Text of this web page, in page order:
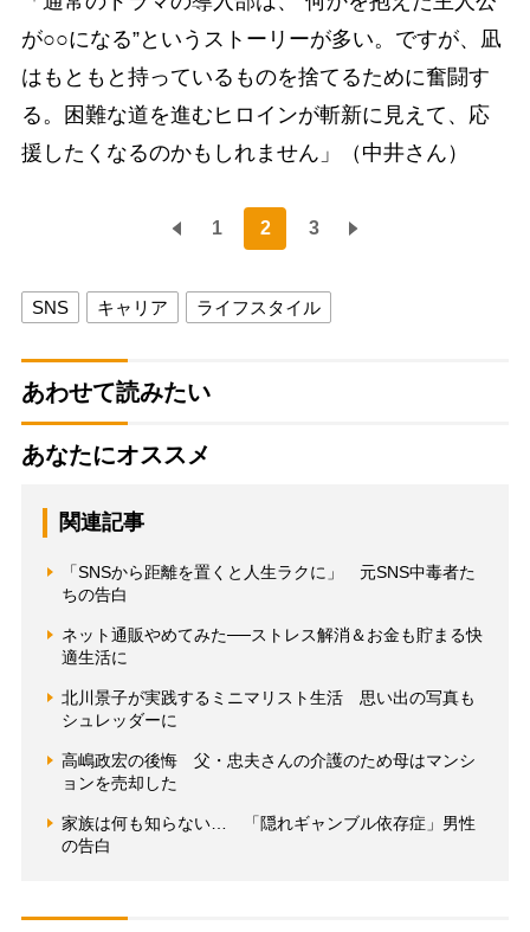
が○○になる”というストーリーが多い。ですが、凪
はもともと持っているものを捨てるために奮闘す
る。困難な道を進むヒロインが斬新に見えて、応
援したくなるのかもしれません」（中井さん）
1 2 3
SNS キャリア ライフスタイル
あわせて読みたい
あなたにオススメ
関連記事
「SNSから距離を置くと人生ラクに」 元SNS中毒者た
ちの告白
ネット通販やめてみた──ストレス解消＆お金も貯まる快
適生活に
北川景子が実践するミニマリスト生活 思い出の写真も
シュレッダーに
高嶋政宏の後悔 父・忠夫さんの介護のため母はマンシ
ョンを売却した
家族は何も知らない… 「隠れギャンブル依存症」男性
の告白